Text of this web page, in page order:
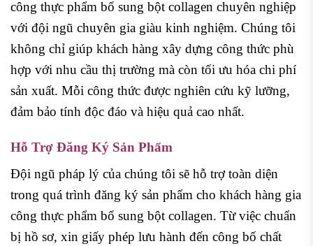
công thực phẩm bổ sung bột collagen chuyên nghiệp
với đội ngũ chuyên gia giàu kinh nghiệm. Chúng tôi
không chỉ giúp khách hàng xây dựng công thức phù
hợp với nhu cầu thị trường mà còn tối ưu hóa chi phí
sản xuất. Mỗi công thức được nghiên cứu kỹ lưỡng,
đảm bảo tính độc đáo và hiệu quả cao nhất.
Hỗ Trợ Đăng Ký Sản Phẩm
Đội ngũ pháp lý của chúng tôi sẽ hỗ trợ toàn diện
trong quá trình đăng ký sản phẩm cho khách hàng gia
công thực phẩm bổ sung bột collagen. Từ việc chuẩn
bị hồ sơ, xin giấy phép lưu hành đến công bố chất